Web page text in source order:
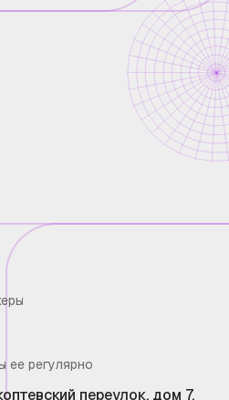
ее регулярно
переулок, дом 7,